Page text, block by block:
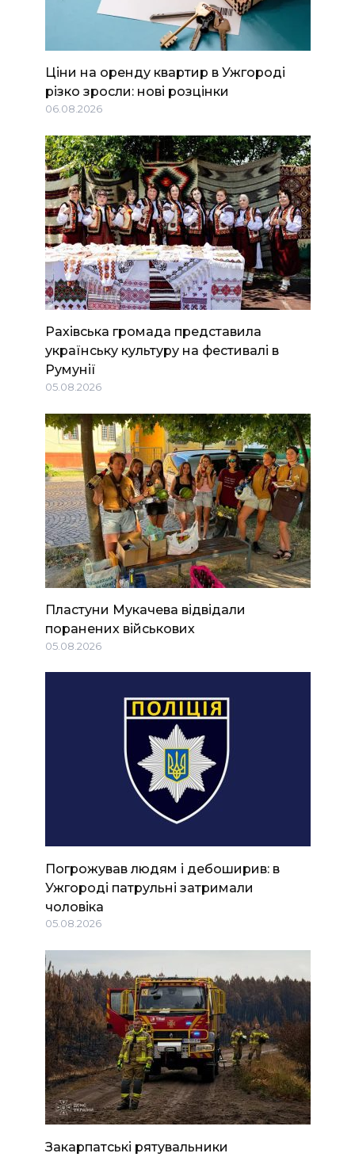
Ціни на оренду квартир в Ужгороді
різко зросли: нові розцінки
06.08.2026
Рахівська громада представила
українську культуру на фестивалі в
Румунії
05.08.2026
Пластуни Мукачева відвідали
поранених військових
05.08.2026
Погрожував людям і дебоширив: в
Ужгороді патрульні затримали
чоловіка
05.08.2026
Закарпатські рятувальники